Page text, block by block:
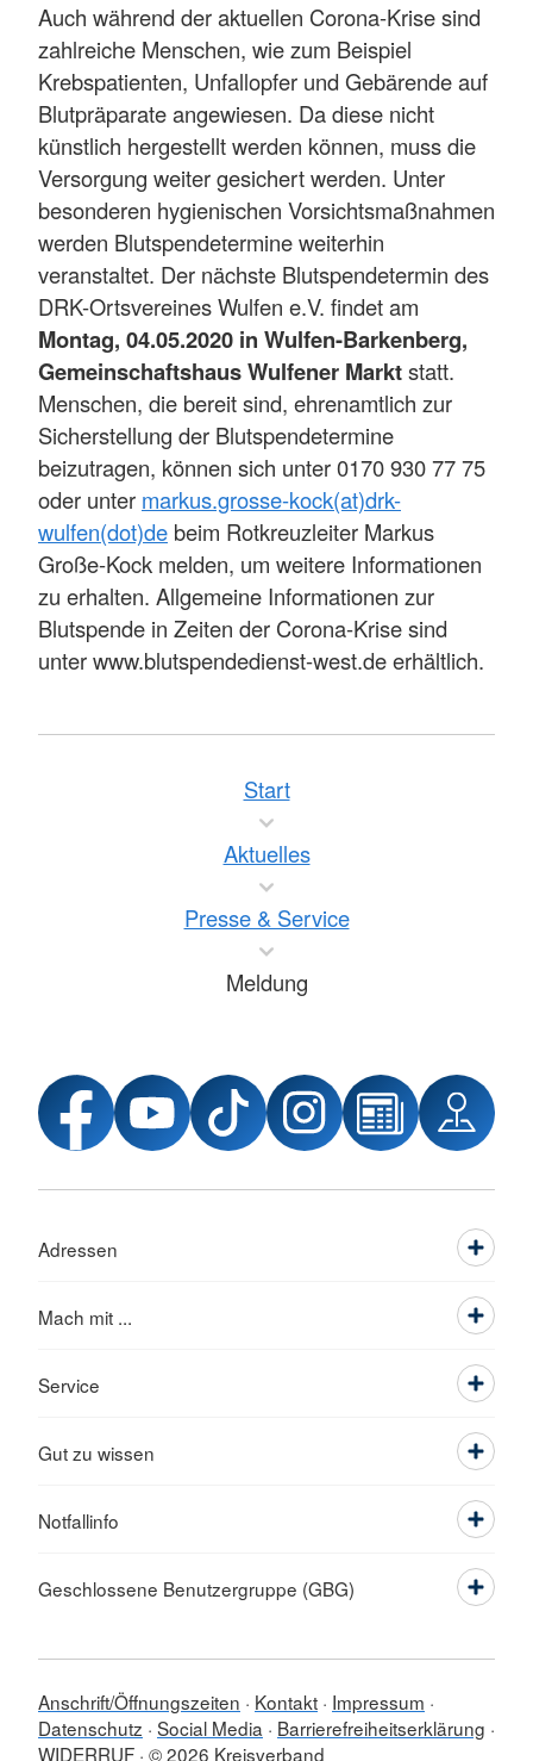
Auch während der aktuellen Corona-Krise sind
zahlreiche Menschen, wie zum Beispiel
Krebspatienten, Unfallopfer und Gebärende auf
Blutpräparate angewiesen. Da diese nicht
künstlich hergestellt werden können, muss die
Versorgung weiter gesichert werden. Unter
besonderen hygienischen Vorsichtsmaßnahmen
werden Blutspendetermine weiterhin
veranstaltet. Der nächste Blutspendetermin des
DRK-Ortsvereines Wulfen e.V. findet am
Montag, 04.05.2020 in Wulfen-Barkenberg,
Gemeinschaftshaus Wulfener Marktstatt.
Menschen, die bereit sind, ehrenamtlich zur
Sicherstellung der Blutspendetermine
beizutragen, können sich unter 0170 930 77 75
oder unter markus.grosse-kock(at)drk-
wulfen(dot)de beim Rotkreuzleiter Markus
Große-Kock melden, um weitere Informationen
zu erhalten. Allgemeine Informationen zur
Blutspende in Zeiten der Corona-Krise sind
unter www.blutspendedienst-west.de erhältlich.
Start
Aktuelles
Presse & Service
Meldung
Adressen
Mach mit ...
Service
Gut zu wissen
Notfallinfo
Geschlossene Benutzergruppe (GBG)
Anschrift/Öffnungszeiten Kontakt Impressum
Datenschutz Social Media
Barrierefreiheitserklärung
WIDERRUF © 2026 Kreisverband